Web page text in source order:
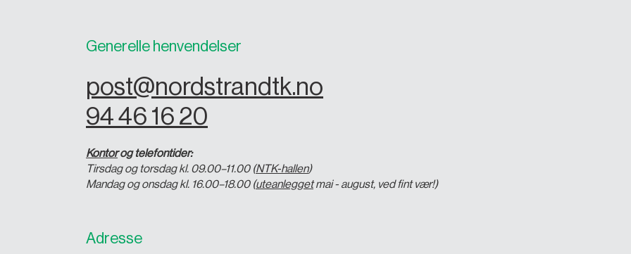
Generelle henvendelser
post@nordstrandtk.no
94 46 16 20
Kontorog telefontider:
Tirsdag og torsdag kl. 09.00–11.00 (NTK-hallen)
Mandag og onsdag kl. 16.00–18.00 (uteanleggetmai - august, ved fint vær!)
Adresse